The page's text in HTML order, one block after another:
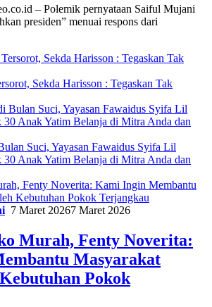
– Polemik pernyataan Saiful Mujani
presiden” menuai respons dari
Sekda Harisson : Tegaskan Tak
Suci, Yayasan Fawaidus Syifa Lil
Anak Yatim Belanja di Mitra Anda dan
7 Maret 20267 Maret 2026
Murah, Fenty Noverita:
Masyarakat
Pokok